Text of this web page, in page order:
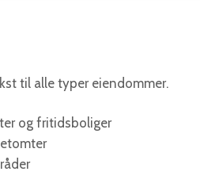
til alle typer eiendommer.
og fritidsboliger